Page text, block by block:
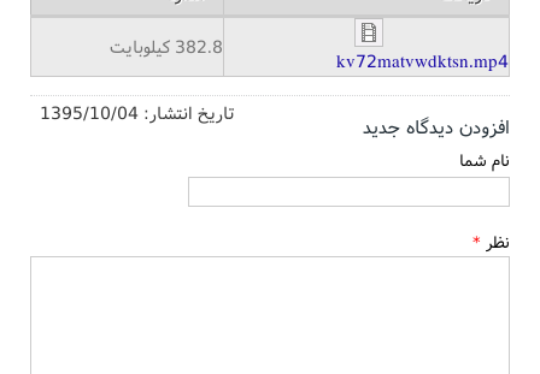
kv72matvwdktsn.mp4
382.8 کیلوبایت
تاریخ انتشار: 1395/10/04 افزودن دیدگاه جدید
نام شما
نظر *